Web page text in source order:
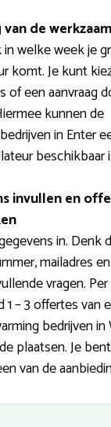
van de
welke week je
komt. Je kunt
of een aanvraag
kunnen de
in Enter
beschikbaar
invullen en
in. Denk
mailadres
vragen.
1 – 3 offertes van
bedrijven in
plaatsen. Je
van de